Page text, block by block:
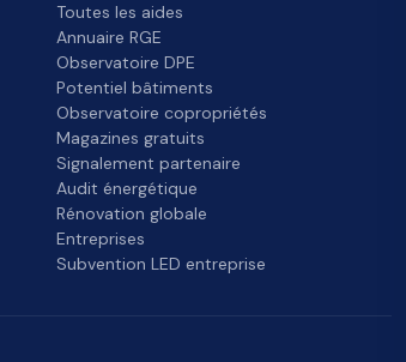
Toutes les aides
Annuaire RGE
Observatoire DPE
Potentiel bâtiments
Observatoire copropriétés
Magazines gratuits
Signalement partenaire
Audit énergétique
Rénovation globale
Entreprises
Subvention LED entreprise